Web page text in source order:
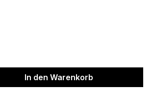
den gewünschten Wert
In den Warenkorb